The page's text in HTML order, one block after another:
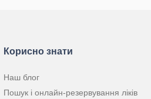
Корисно знати
Наш блог
Пошук і онлайн-резервування ліків